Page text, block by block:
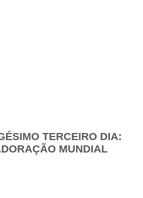
TERCEIRO DIA:
MUNDIAL